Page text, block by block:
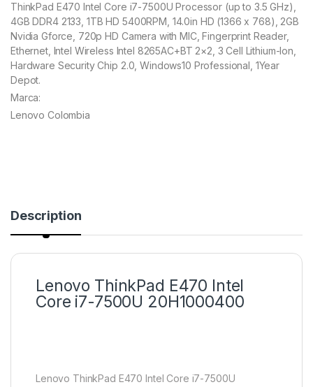
ThinkPad E470 Intel Core i7-7500U Processor (up to 3.5 GHz),
4GB DDR4 2133, 1TB HD 5400RPM, 14.0in HD (1366 x 768), 2GB
Nvidia Gforce, 720p HD Camera with MIC, Fingerprint Reader,
Ethernet, Intel Wireless Intel 8265AC+BT 2×2, 3 Cell Lithium-Ion,
Hardware Security Chip 2.0, Windows10 Professional, 1Year
Depot.
Marca:
Lenovo Colombia
Description
Lenovo ThinkPad E470 Intel
Core i7-7500U 20H1000400
Lenovo ThinkPad E470 Intel Core i7-7500U